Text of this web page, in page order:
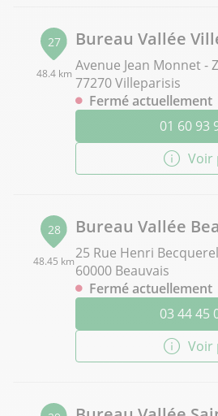
27
48.4 km
Bureau Vallée
Avenue Jean Monnet -
77270 Villeparisis
Fermé actuellement
01 60 93
Voir
28
48.45 km
Bureau Vallée
25 Rue Henri Becquerel
60000 Beauvais
Fermé actuellement
03 44 45
Voir